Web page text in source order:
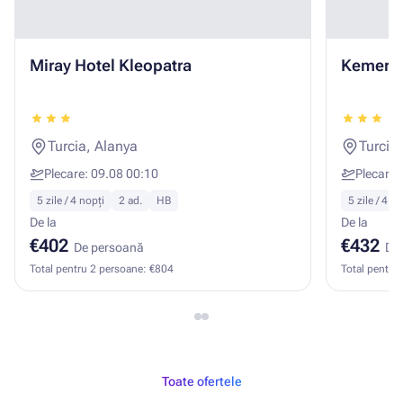
Miray Hotel Kleopatra
Turcia, Alanya
Plecare: 09.08 00:10
5 zile / 4 nopți 2 ad. HB
De la
€402 De persoană
Total pentru 2 persoane: €804
Kemer
5 zile / 4
De la
€432
Total pentru
Toate ofertele